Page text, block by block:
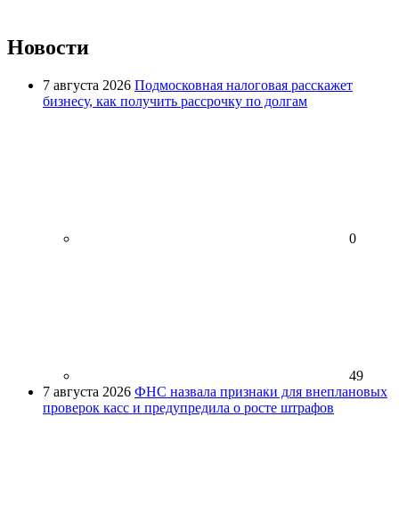
Новости
7 августа 2026 Подмосковная налоговая расскажет
бизнесу, как получить рассрочку по долгам
0
49
7 августа 2026 ФНС назвала признаки для внеплановых
проверок касс и предупредила о росте штрафов